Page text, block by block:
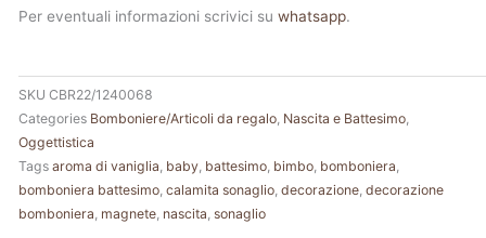
Per eventuali informazioni scrivici su whatsapp.
SKU CBR22/1240068
Categories Bomboniere/Articoli da regalo Nascita e Battesimo
Oggettistica
Tags aroma di vaniglia baby battesimo bimbo bomboniera
bomboniera battesimo calamita sonaglio decorazione decorazione
bomboniera magnete nascita sonaglio